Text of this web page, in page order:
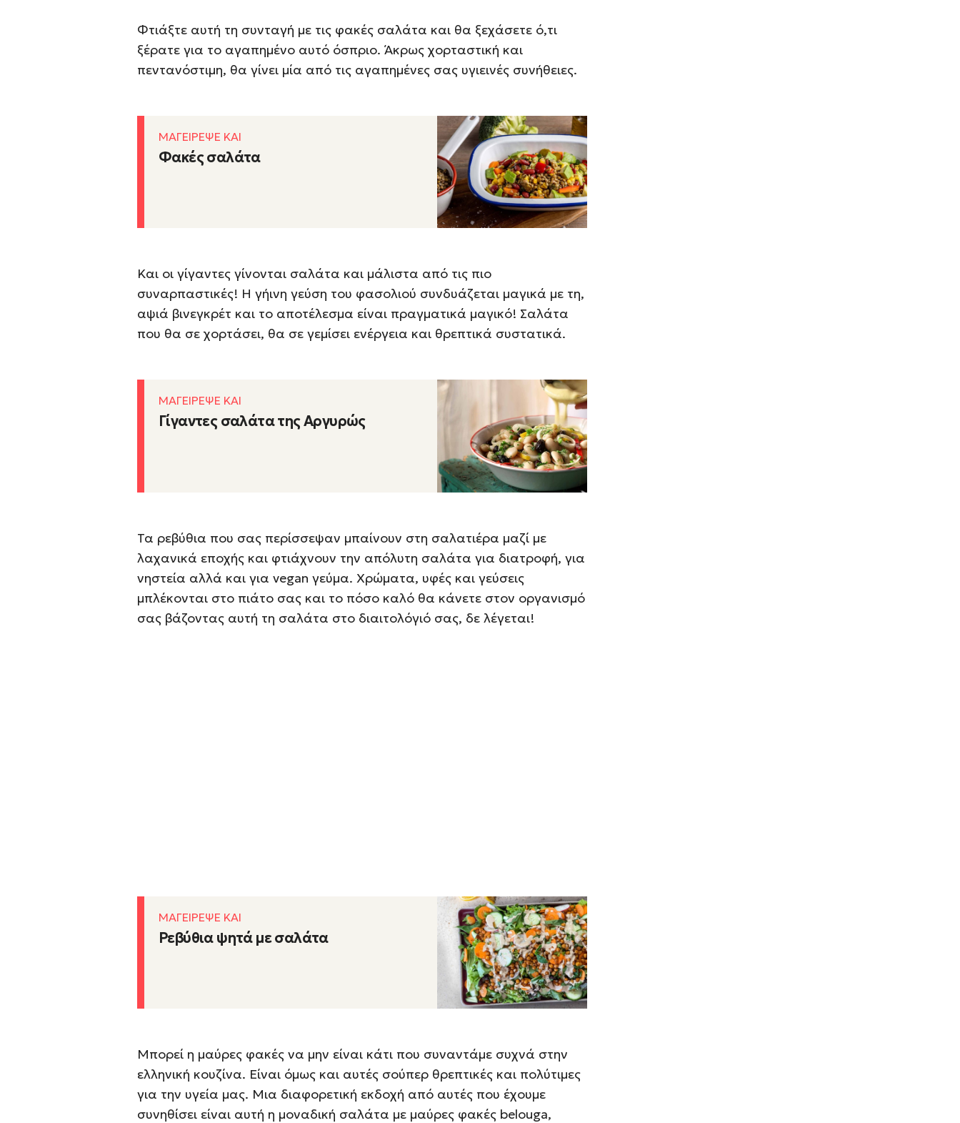
Φτιάξτε αυτή τη συνταγή με τις φακές σαλάτα και θα ξεχάσετε ό,τι
ξέρατε για το αγαπημένο αυτό όσπριο. Άκρως χορταστική και
πεντανόστιμη, θα γίνει μία από τις αγαπημένες σας υγιεινές συνήθειες.
ΜΑΓΕΙΡΕΨΕ ΚΑΙ
Φακές σαλάτα
Και οι γίγαντες γίνονται σαλάτα και μάλιστα από τις πιο
συναρπαστικές! Η γήινη γεύση του φασολιού συνδυάζεται μαγικά με τη,
αψιά βινεγκρέτ και το αποτέλεσμα είναι πραγματικά μαγικό! Σαλάτα
που θα σε χορτάσει, θα σε γεμίσει ενέργεια και θρεπτικά συστατικά.
ΜΑΓΕΙΡΕΨΕ ΚΑΙ
Γίγαντες σαλάτα της Αργυρώς
Τα ρεβύθια που σας περίσσεψαν μπαίνουν στη σαλατιέρα μαζί με
λαχανικά εποχής και φτιάχνουν την απόλυτη σαλάτα για διατροφή, για
νηστεία αλλά και για vegan γεύμα. Χρώματα, υφές και γεύσεις
μπλέκονται στο πιάτο σας και το πόσο καλό θα κάνετε στον οργανισμό
σας βάζοντας αυτή τη σαλάτα στο διαιτολόγιό σας, δε λέγεται!
ΜΑΓΕΙΡΕΨΕ ΚΑΙ
Ρεβύθια ψητά με σαλάτα
Μπορεί η μαύρες φακές να μην είναι κάτι που συναντάμε συχνά στην
ελληνική κουζίνα. Είναι όμως και αυτές σούπερ θρεπτικές και πολύτιμες
για την υγεία μας. Μια διαφορετική εκδοχή από αυτές που έχουμε
συνηθίσει είναι αυτή η μοναδική σαλάτα με μαύρες φακές belouga,